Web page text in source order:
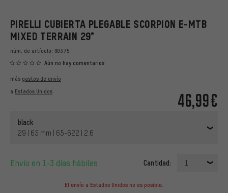
PIRELLI CUBIERTA PLEGABLE SCORPION E-MTB
MIXED TERRAIN 29"
núm. de artículo: 90375
Aún no hay comentarios
46,99€
más gastos de envío
a Estados Unidos
black
29 | 65 mm | 65-622 | 2.6
Envío en 1-3 días hábiles Cantidad: 1
El envío a Estados Unidos no es posible.